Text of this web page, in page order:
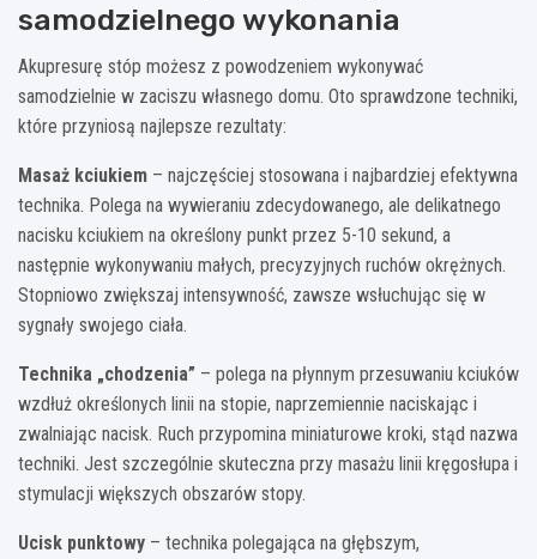
samodzielnego wykonania
Akupresurę stóp możesz z powodzeniem wykonywać
samodzielnie w zaciszu własnego domu. Oto sprawdzone techniki,
które przyniosą najlepsze rezultaty:
Masaż kciukiem – najczęściej stosowana i najbardziej efektywna
technika. Polega na wywieraniu zdecydowanego, ale delikatnego
nacisku kciukiem na określony punkt przez 5-10 sekund, a
następnie wykonywaniu małych, precyzyjnych ruchów okrężnych.
Stopniowo zwiększaj intensywność, zawsze wsłuchując się w
sygnały swojego ciała.
Technika „chodzenia” – polega na płynnym przesuwaniu kciuków
wzdłuż określonych linii na stopie, naprzemiennie naciskając i
zwalniając nacisk. Ruch przypomina miniaturowe kroki, stąd nazwa
techniki. Jest szczególnie skuteczna przy masażu linii kręgosłupa i
stymulacji większych obszarów stopy.
Ucisk punktowy – technika polegająca na głębszym,